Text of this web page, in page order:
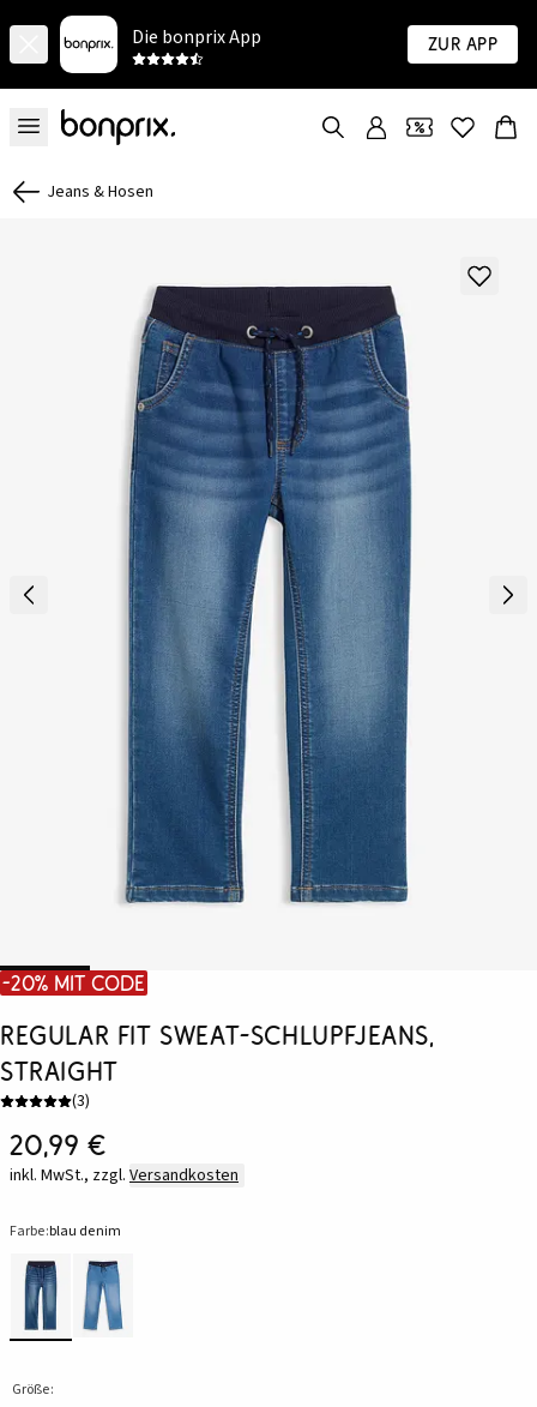
Die bonprix App Zur App
Jeans & Hosen
-20% mit Code
Regular Fit Sweat-Schlupfjeans,
Straight
(3)
20,99 €
inkl. MwSt., zzgl. Versandkosten
Farbe:blau denim
Größe: